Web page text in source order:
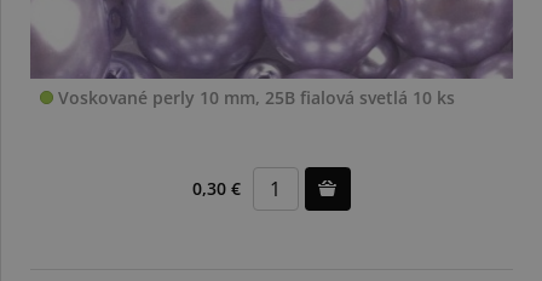
Voskované perly 10 mm, 25B fialová svetlá 10 ks
0,30 €